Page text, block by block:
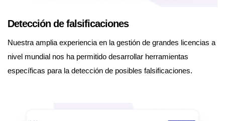
Detección de falsificaciones
Nuestra amplia experiencia en la gestión de grandes licencias a
nivel mundial nos ha permitido desarrollar herramientas
específicas para la detección de posibles falsificaciones.